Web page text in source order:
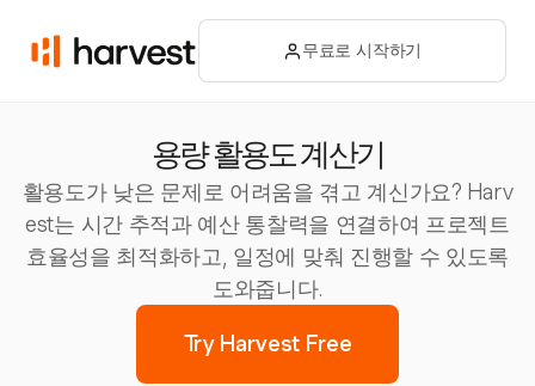
무료로 시작하기
용량 활용도 계산기
활용도가 낮은 문제로 어려움을 겪고 계신가요? Harv
est는 시간 추적과 예산 통찰력을 연결하여 프로젝트
효율성을 최적화하고, 일정에 맞춰 진행할 수 있도록
도와줍니다.
Try Harvest Free